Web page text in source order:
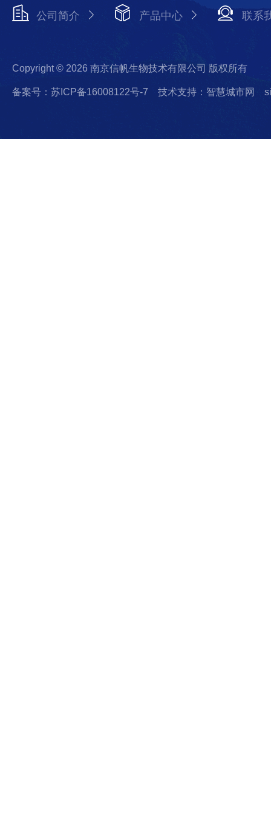
公司简介 产品中心 联系
Copyright © 2026 南京信帆生物技术有限公司 版权所有
备案号：苏ICP备16008122号-7 技术支持：智慧城市网